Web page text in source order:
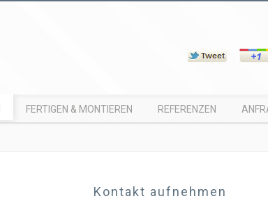
FERTIGEN & MONTIEREN REFERENZEN
Kontakt aufnehmen